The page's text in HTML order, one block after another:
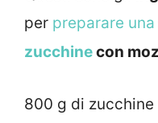
per preparare
zucchinecon
800 g di zucchine